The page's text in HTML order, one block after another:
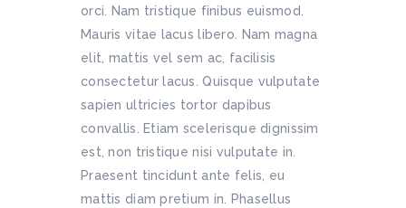
orci. Nam tristique finibus euismod.
Mauris vitae lacus libero. Nam magna
elit, mattis vel sem ac, facilisis
consectetur lacus. Quisque vulputate
sapien ultricies tortor dapibus
convallis. Etiam scelerisque dignissim
est, non tristique nisi vulputate in.
Praesent tincidunt ante felis, eu
mattis diam pretium in. Phasellus